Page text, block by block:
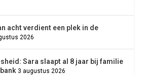
acht verdient een plek in de
2026
Sara slaapt al 8 jaar bij familie
3 augustus 2026